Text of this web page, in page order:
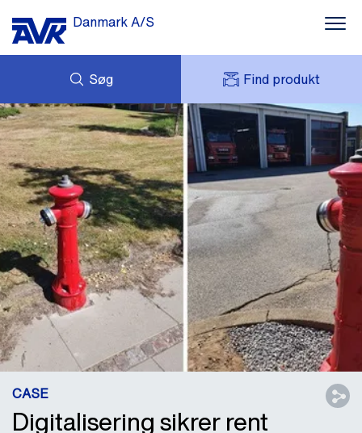
Danmark A/S
Søg Find produkt
NYHEDER
DOWNLOADS
CASES
OM OS
KONTAKT OS
FORESPØRG
MIT AVK
AVK HOLDING (GROUP)
PRISLISTE
CASE
Digitalisering sikrer rent